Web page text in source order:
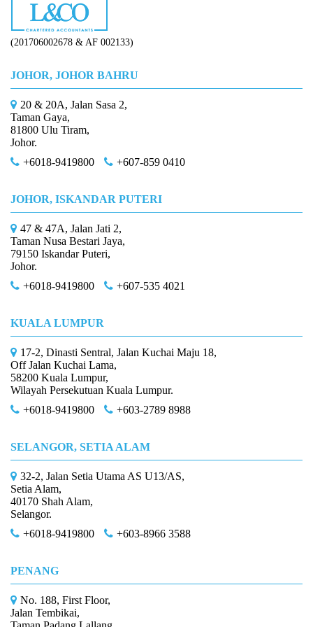
(201706002678 & AF 002133)
JOHOR, JOHOR BAHRU
20 & 20A, Jalan Sasa 2,
Taman Gaya,
81800 Ulu Tiram,
Johor.
+6018-9419800
+607-859 0410
JOHOR, ISKANDAR PUTERI
47 & 47A, Jalan Jati 2,
Taman Nusa Bestari Jaya,
79150 Iskandar Puteri,
Johor.
+6018-9419800
+607-535 4021
KUALA LUMPUR
17-2, Dinasti Sentral, Jalan Kuchai Maju 18,
Off Jalan Kuchai Lama,
58200 Kuala Lumpur,
Wilayah Persekutuan Kuala Lumpur.
+6018-9419800
+603-2789 8988
SELANGOR, SETIA ALAM
32-2, Jalan Setia Utama AS U13/AS,
Setia Alam,
40170 Shah Alam,
Selangor.
+6018-9419800
+603-8966 3588
PENANG
No. 188, First Floor,
Jalan Tembikai,